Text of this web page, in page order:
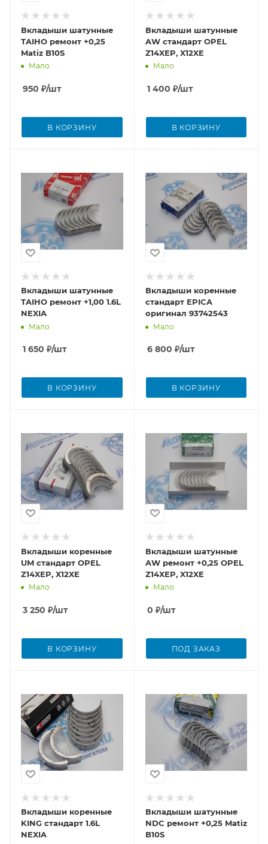
Вкладыши шатунные
TAIHO ремонт +0,25
Matiz B10S
Мало
950 ₽/шт
В КОРЗИНУ
Вкладыши шатунные
AW стандарт OPEL
Z14XEP, X12XE
Мало
1 400 ₽/шт
В КОРЗИНУ
Вкладыши шатунные
TAIHO ремонт +1,00 1.6L
NEXIA
Мало
1 650 ₽/шт
В КОРЗИНУ
Вкладыши коренные
стандарт EPICA
оригинал 93742543
Мало
6 800 ₽/шт
В КОРЗИНУ
Вкладыши коренные
UM стандарт OPEL
Z14XEP, X12XE
Мало
3 250 ₽/шт
В КОРЗИНУ
Вкладыши шатунные
AW ремонт +0,25 OPEL
Z14XEP, X12XE
Мало
0 ₽/шт
ПОД ЗАКАЗ
Вкладыши коренные
KING стандарт 1.6L
NEXIA
Вкладыши шатунные
NDC ремонт +0,25 Matiz
B10S